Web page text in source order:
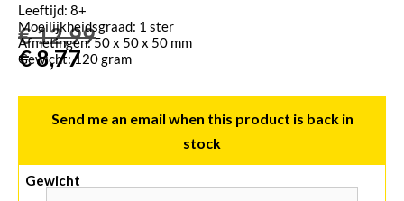
Leeftijd: 8+
Moeilijkheidsgraad: 1 ster
Afmetingen: 50 x 50 x 50 mm
Gewicht: 120 gram
Aanvullende informatie
Gewicht
€12,99
€8,77
Send me an email when this product is back in
stock